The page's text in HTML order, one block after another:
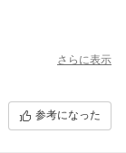
さらに表示
参考になった